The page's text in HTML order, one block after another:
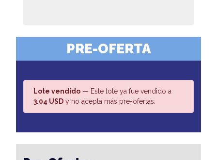
PRE-OFERTA
Lote vendido — Este lote ya fue vendido a
3.04 USD y no acepta más pre-ofertas.